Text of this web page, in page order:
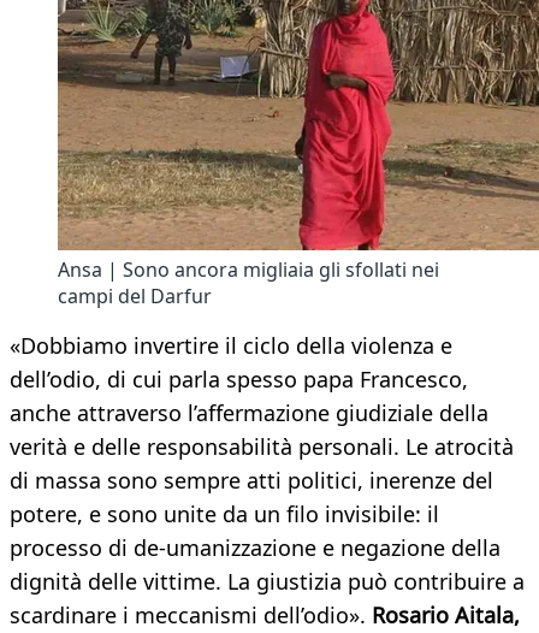
Ansa | Sono ancora migliaia gli sfollati nei
campi del Darfur
«Dobbiamo invertire il ciclo della violenza e
dell’odio, di cui parla spesso papa Francesco,
anche attraverso l’affermazione giudiziale della
verità e delle responsabilità personali. Le atrocità
di massa sono sempre atti politici, inerenze del
potere, e sono unite da un filo invisibile: il
processo di de-umanizzazione e negazione della
dignità delle vittime. La giustizia può contribuire a
scardinare i meccanismi dell’odio». Rosario Aitala,